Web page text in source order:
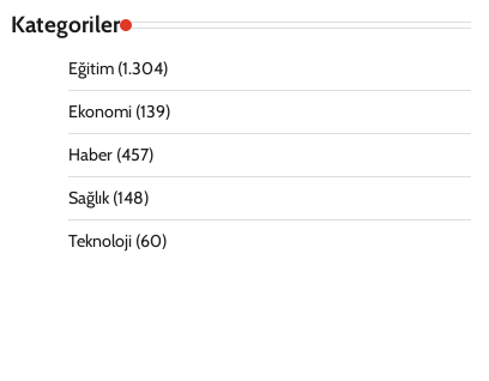
Kategoriler
Eğitim(1.304)
Ekonomi(139)
Haber(457)
Sağlık(148)
Teknoloji(60)